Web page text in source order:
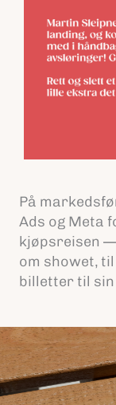
På
Ads og Meta
kjøpsreisen
om showet,
billetter til